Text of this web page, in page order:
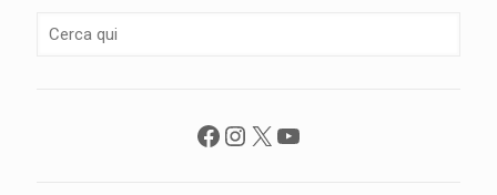
Facebook
Instagram
X YouTube